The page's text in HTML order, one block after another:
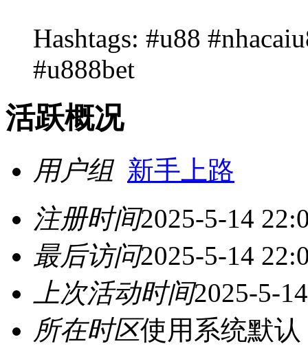
Hashtags: #u88
#u888bet
活跃概况
用户组 新手上路
注册时间2025-5-14
最后访问2025-5-14
上次活动时间2025-5-
所在时区使用系统默认